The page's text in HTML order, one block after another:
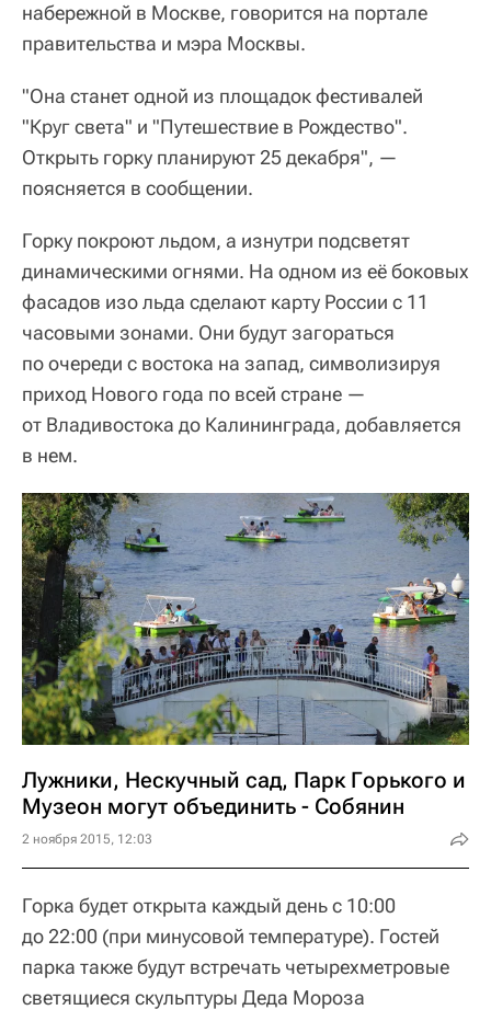
набережной в Москве, говорится на портале
правительства и мэра Москвы.
"Она станет одной из площадок фестивалей
"Круг света" и "Путешествие в Рождество".
Открыть горку планируют 25 декабря", —
поясняется в сообщении.
Горку покроют льдом, а изнутри подсветят
динамическими огнями. На одном из её боковых
фасадов изо льда сделают карту России с 11
часовыми зонами. Они будут загораться
по очереди с востока на запад, символизируя
приход Нового года по всей стране —
от Владивостока до Калининграда, добавляется
в нем.
Лужники, Нескучный сад, Парк Горького и
Музеон могут объединить - Собянин
2 ноября 2015, 12:03
Горка будет открыта каждый день с 10:00
до 22:00 (при минусовой температуре). Гостей
парка также будут встречать четырехметровые
светящиеся скульптуры Деда Мороза